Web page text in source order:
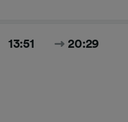
13:51 20:29